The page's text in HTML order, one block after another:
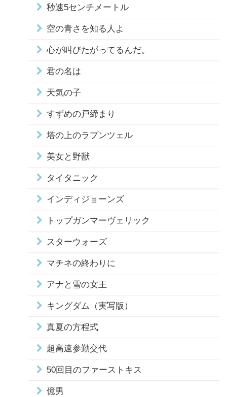
秒速5センチメートル
空の青さを知る人よ
心が叫びたがってるんだ。
君の名は
天気の子
すずめの戸締まり
塔の上のラプンツェル
美女と野獣
タイタニック
インディジョーンズ
トップガンマーヴェリック
スターウォーズ
マチネの終わりに
アナと雪の女王
キングダム（実写版）
真夏の方程式
超高速参勤交代
50回目のファーストキス
億男